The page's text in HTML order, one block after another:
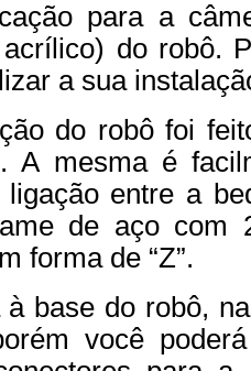
para a
do robô.
a sua
do robô foi
A mesma é
ligação entre a
de aço com
forma de “Z”.
base do robô,
você